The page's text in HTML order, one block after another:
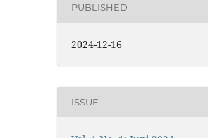
PUBLISHED
2024-12-16
ISSUE